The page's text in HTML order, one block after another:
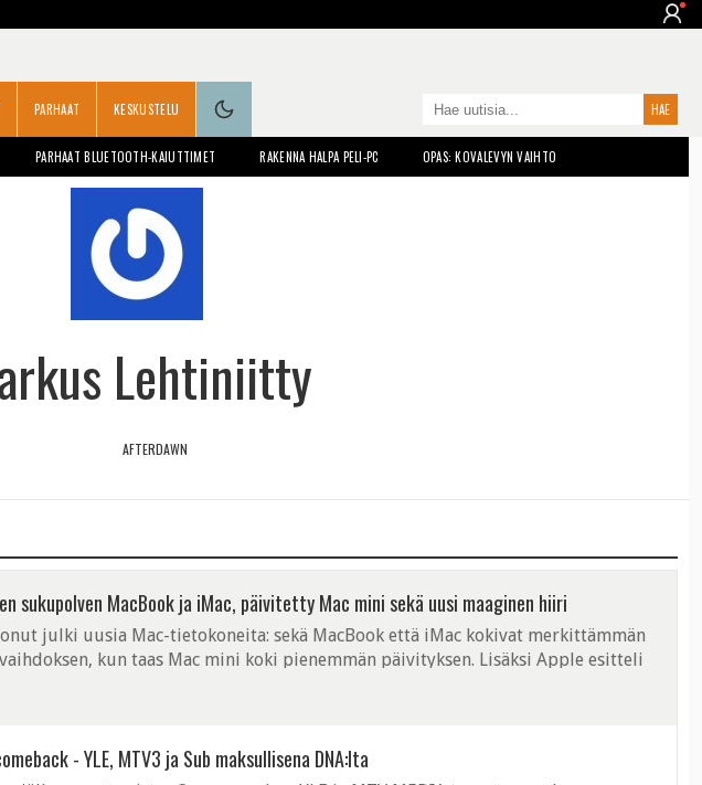
PARHAAT KESKUSTELU
PARHAAT BLUETOOTH-KAIUTTIMET RAKENNA HALPA PELI-PC OPAS: KOVALEVYN VAIHTO
Lehtiniitty
AFTERDAWN
sukupolven MacBook ja iMac, päivitetty Mac mini sekä uusi maaginen hiiri
julki uusia Mac-tietokoneita: sekä MacBook että iMac kokivat merkittämmän
kun taas Mac mini koki pienemmän päivityksen. Lisäksi Apple esitteli
- YLE, MTV3 ja Sub maksullisena DNA:lta